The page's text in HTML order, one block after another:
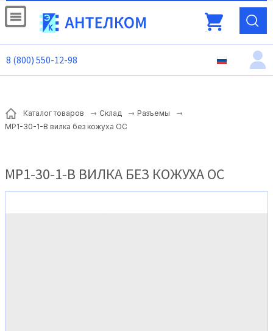
8 (800) 550-12-98
Каталог товаров Склад
Разъемы
МР1-30-1-В вилка без кожуха ОС
МР1-30-1-В ВИЛКА БЕЗ КОЖУХА ОС